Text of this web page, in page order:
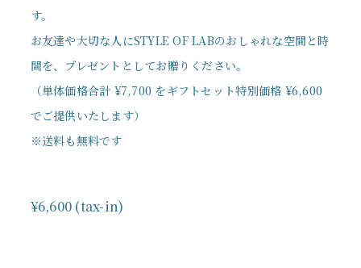
す。
お友達や大切な人にSTYLE OF LABのおしゃれな空間と時
間を、プレゼントとしてお贈りください。
（単体価格合計 ¥7,700 をギフトセット特別価格 ¥6,600
でご提供いたします）
※送料も無料です
¥6,600 (tax-in)